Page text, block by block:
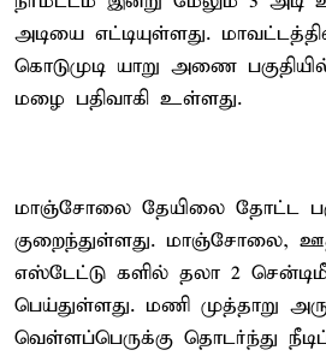
அடியை எட்டியுள்ளது.
கொடுமுடி யாறு அணை
மழை பதிவாகி உள்ளது.
மாஞ்சோலை தேயிலை தோட்ட
குறைந்துள்ளது. மாஞ்சோலை,
எஸ்டேட்டு களில் தலா 2
பெய்துள்ளது. மணி முத்தாறு
வெள்ளப்பெருக்கு தொடர்ந்து